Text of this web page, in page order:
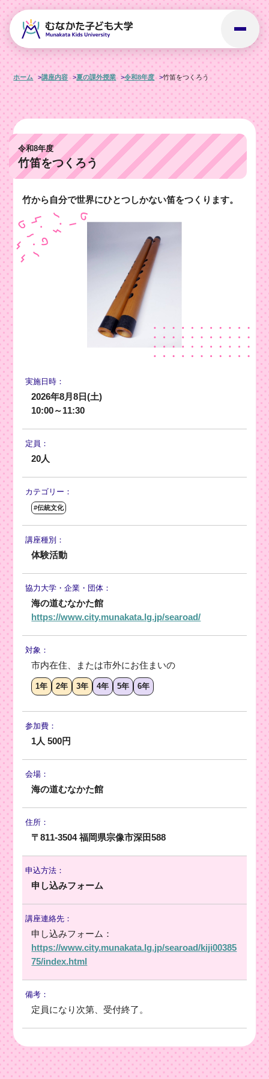
ホーム 講座内容 夏の課外授業 令和8年度 竹笛をつくろう
令和8年度
竹笛をつくろう
竹から自分で世界にひとつしかない笛をつくります。
実施日時：
2026年8月8日(土)
10:00～11:30
定員：
20人
カテゴリー：
#伝統文化
講座種別：
体験活動
協力大学・企業・団体：
海の道むなかた館
https://www.city.munakata.lg.jp/searoad/
対象：
市内在住、または市外にお住まいの
1年 2年 3年 4年 5年 6年
参加費：
1人 500円
会場：
海の道むなかた館
住所：
〒811-3504 福岡県宗像市深田588
申込方法：
申し込みフォーム
講座連絡先：
申し込みフォーム：
https://www.city.munakata.lg.jp/searoad/kiji00385
75/index.html
備考：
定員になり次第、受付終了。